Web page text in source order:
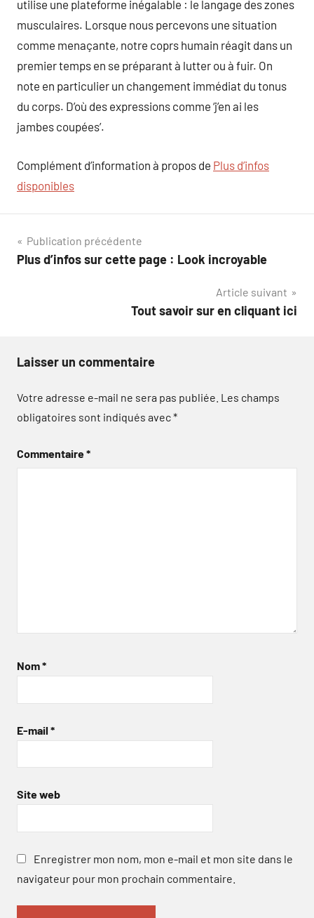
utilise une plateforme inégalable : le langage des zones
musculaires. Lorsque nous percevons une situation
comme menaçante, notre coprs humain réagit dans un
premier temps en se préparant à lutter ou à fuir. On
note en particulier un changement immédiat du tonus
du corps. D’où des expressions comme ‘j’en ai les
jambes coupées’.
Complément d’information à propos de Plus d’infos
disponibles
Navigation
de
Publication précédente
Plus d’infos sur cette page : Look incroyable
Article suivant
Tout savoir sur en cliquant ici
Laisser un commentaire
Votre adresse e-mail ne sera pas publiée. Les champs
obligatoires sont indiqués avec*
Commentaire*
Nom*
E-mail *
Site web
Enregistrer mon nom, mon e-mail et mon site dans le
navigateur pour mon prochain commentaire.